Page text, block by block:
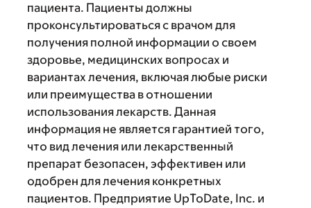
пациента. Пациенты должны
проконсультироваться с врачом для
получения полной информации о своем
здоровье, медицинских вопросах и
вариантах лечения, включая любые риски
или преимущества в отношении
использования лекарств. Данная
информация не является гарантией того,
что вид лечения или лекарственный
препарат безопасен, эффективен или
одобрен для лечения конкретных
пациентов. Предприятие UpToDate, Inc. и